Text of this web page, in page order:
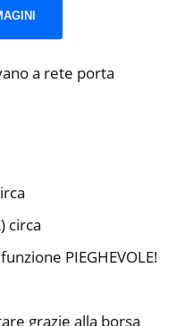
a rete porta
circa
PIEGHEVOLE!
grazie alla borsa